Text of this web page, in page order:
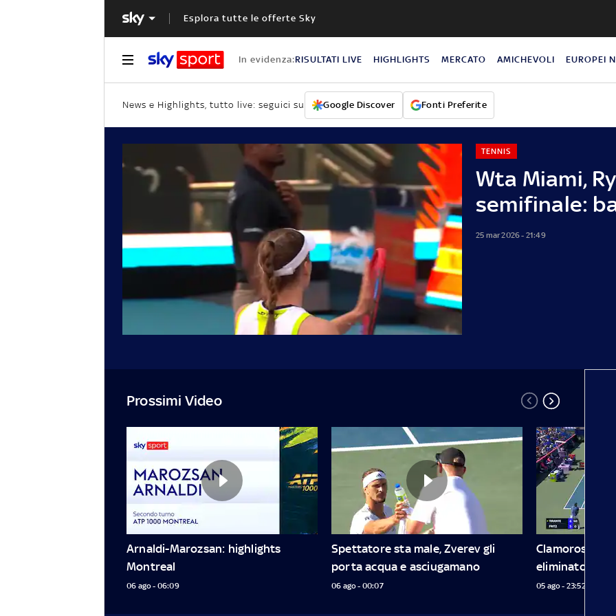
Esplora tutte le offerte Sky
In evidenza:RISULTATI LIVE HIGHLIGHTS MERCATO AMICHEVOLI EUROPEI
News e Highlights, tutto live: seguici su Google Discover Fonti Preferite
Wta Miami,
semifinale:
TENNIS
25 mar 2026 - 21:49
Prossimi Video
Arnaldi-Marozsan: highlights
Montreal
06 ago - 06:09
Spettatore sta male, Zverev gli
porta acqua e asciugamano
06 ago - 00:07
Clamoroso a
eliminato da
05 ago - 23:52